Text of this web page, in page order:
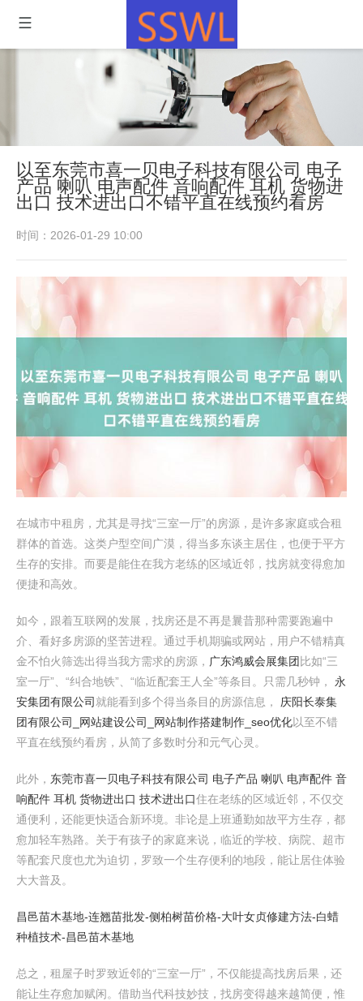
以至东莞市喜一贝电子科技有限公司 电子
产品 喇叭 电声配件 音响配件 耳机 货物进
出口 技术进出口不错平直在线预约看房
时间：2026-01-29 10:00
在城市中租房，尤其是寻找“三室一厅”的房源，是许多家庭或合租
群体的首选。这类户型空间广漠，得当多东谈主居住，也便于平方
生存的安排。而要是能住在我方老练的区域近邻，找房就变得愈加
便捷和高效。
如今，跟着互联网的发展，找房还是不再是曩昔那种需要跑遍中
介、看好多房源的坚苦进程。通过手机期骗或网站，用户不错精真
金不怕火筛选出得当我方需求的房源， 广东鸿威会展集团 比如“三
室一厅”、“纠合地铁”、“临近配套王人全”等条目。只需几秒钟， 永
安集团有限公司 就能看到多个得当条目的房源信息， 庆阳长泰集
团有限公司_网站建设公司_网站制作搭建制作_seo优化以至不错
平直在线预约看房，从简了多数时分和元气心灵。
此外， 东莞市喜一贝电子科技有限公司 电子产品 喇叭 电声配件 音
响配件 耳机 货物进出口 技术进出口住在老练的区域近邻，不仅交
通便利，还能更快适合新环境。非论是上班通勤如故平方生存，都
愈加轻车熟路。关于有孩子的家庭来说，临近的学校、病院、超市
等配套尺度也尤为迫切，罗致一个生存便利的地段，能让居住体验
大大普及。
昌邑苗木基地-连翘苗批发-侧柏树苗价格-大叶女贞修建方法-白蜡
种植技术-昌邑苗木基地
总之，租屋子时罗致近邻的“三室一厅”，不仅能提高找房后果，还
能让生存愈加赋闲。借助当代科技妙技，找房变得越来越简便，惟